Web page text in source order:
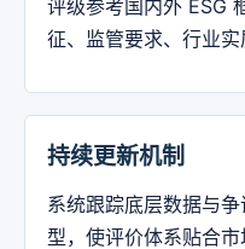
评级参考国内外 ESG
征、监管要求、行业实
持续更新机制
系统跟踪底层数据与
型，使评价体系贴合市